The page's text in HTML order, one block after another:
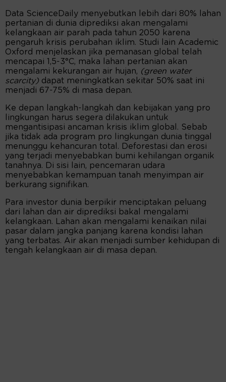
Data ScienceDaily menyebutkan lebih dari 80% lahan
pertanian di dunia diprediksi akan mengalami
kelangkaan air parah pada tahun 2050 karena
pengaruh krisis perubahan iklim. Studi lain Academic
Oxford menjelaskan jika pemanasan global telah
mencapai 1,5-3°C, maka lahan pertanian akan
mengalami kekurangan air hujan, (green water
scarcity) dapat meningkatkan sekitar 50% saat ini
menjadi 67-75% di masa depan.
Ke depan langkah-langkah dan kebijakan yang pro
lingkungan harus segera dilakukan untuk
mengantisipasi ancaman krisis iklim global. Sebab
jika tidak ada program pro lingkungan dunia tinggal
menunggu kehancuran total. Deforestasi dan erosi
yang terjadi menyebabkan bumi kehilangan organik
tanahnya. Di sisi lain, pencemaran udara
menyebabkan kemampuan tanah menyimpan air
berkurang signifikan.
Para investor dunia berpikir menciptakan peluang
dari lahan dan air diprediksi bakal mengalami
kelangkaan. Lahan akan mengalami kenaikan nilai
pasar dalam jangka panjang karena kondisi lahan
yang terbatas. Air akan menjadi sumber kehidupan di
tengah kelangkaan air di masa depan.